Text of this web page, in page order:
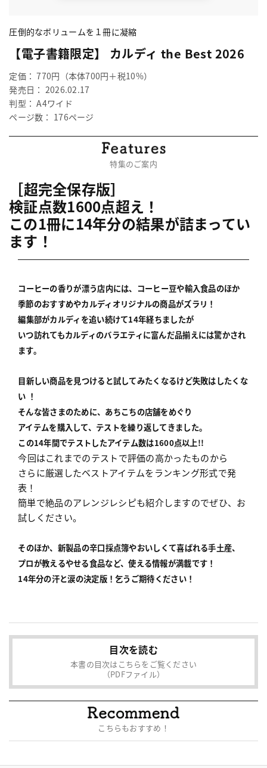
圧倒的なボリュームを１冊に凝縮
【電子書籍限定】 カルディ the Best 2026
定価： 770円（本体700円＋税10%）
発売日： 2026.02.17
判型： A4ワイド
ページ数： 176ページ
特集のご案内
［超完全保存版］
検証点数1600点超え！
この1冊に14年分の結果が詰まってい
ます！
コーヒーの香りが漂う店内には、コーヒー豆や輸入食品のほか
季節のおすすめやカルディオリジナルの商品がズラリ！
編集部がカルディを追い続けて14年経ちましたが
いつ訪れてもカルディのバラエティに富んだ品揃えには驚かされ
ます。
目新しい商品を見つけると試してみたくなるけど失敗はしたくな
い ！
そんな皆さまのために、あちこちの店舗をめぐり
アイテムを購入して、テストを繰り返してきました。
この14年間でテストしたアイテム数は1600点以上!!
今回はこれまでのテストで評価の高かったものから
さらに厳選したベストアイテムをランキング形式で発
表！
簡単で絶品のアレンジレシピも紹介しますのでぜひ、お
試しください。
そのほか、新製品の辛口採点簿やおいしくて喜ばれる手土産、
プロが教えるやせる食品など、使える情報が満載です！
14年分の汗と涙の決定版！乞うご期待ください！
目次を読む
本書の目次はこちらをご覧ください
（PDFファイル）
こちらもおすすめ！